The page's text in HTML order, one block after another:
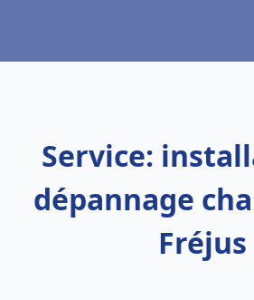
Service:
dépannage
Fréjus